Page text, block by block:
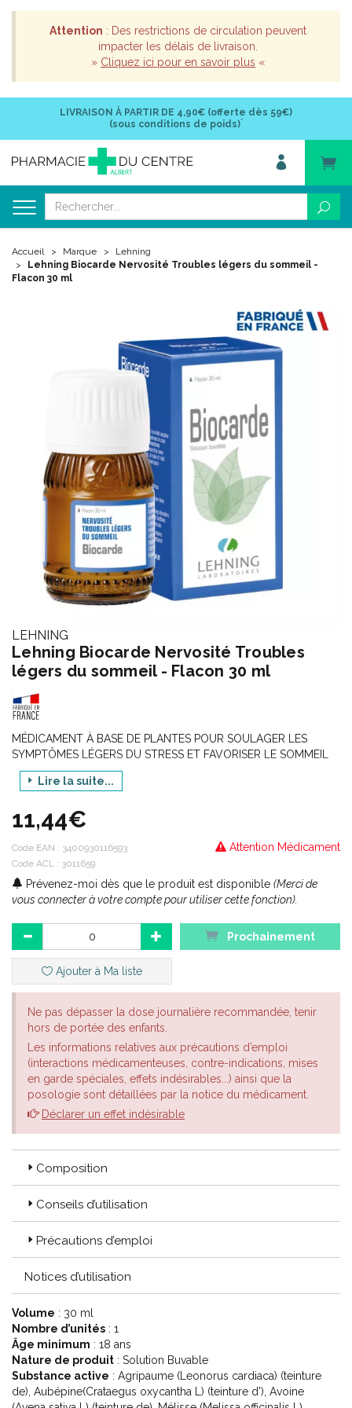
Attention : Des restrictions de circulation peuvent
impacter les délais de livraison.
» Cliquez ici pour en savoir plus «
LIVRAISON À PARTIR DE 4,90€ (offerte dès 59€)
(sous conditions de poids)*
Accueil Marque
Lehning
Lehning Biocarde Nervosité Troubles légers du sommeil -
Flacon 30 ml
LEHNING
Lehning Biocarde Nervosité Troubles
légers du sommeil - Flacon 30 ml
MÉDICAMENT À BASE DE PLANTES POUR SOULAGER LES
SYMPTÔMES LÉGERS DU STRESS ET FAVORISER LE SOMMEIL
Médicament traditionnel à base de plantes utilisé pour :
temporaires d'origine nerveuse (palpitations, perception
exagérée des battements cardiaques liée à une anxiété légère),
sous réserve que toute pathologie grave ait été préalablement
écartée par un médecin.
2) soulager les symptômes légers du stress et favoriser le
sommeil.
Son usage est réservé aux indications spécifiées sur la base
exclusive de l'ancienneté de l'usage.
BIOCARDE, solution buvable est indiqué chez les adultes.
Lire la suite...
11,44€
Attention Médicament
Code EAN : 3400930116593
Code ACL : 3011659
Prévenez-moi dès que le produit est disponible (Merci de
vous connecter à votre compte pour utiliser cette fonction).
Prochainement
Ajouter à Ma liste
Ne pas dépasser la dose journalière recommandée, tenir
hors de portée des enfants.
Les informations relatives aux précautions d’emploi
(interactions médicamenteuses, contre-indications, mises
en garde spéciales, effets indésirables...) ainsi que la
posologie sont détaillées par la notice du médicament.
Déclarer un effet indésirable
Composition
Conseils d’utilisation
Précautions d’emploi
Notices d’utilisation
Volume : 30 ml
Nombre d’unités : 1
Âge minimum : 18 ans
Nature de produit : Solution Buvable
Substance active : Agripaume (Leonorus cardiaca) (teinture
de), Aubépine(Crataegus oxycantha L) (teinture d'), Avoine